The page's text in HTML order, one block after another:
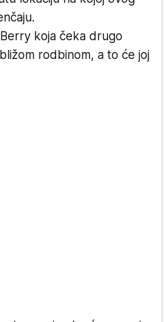
koja čeka drugo
rodbinom, a to će joj